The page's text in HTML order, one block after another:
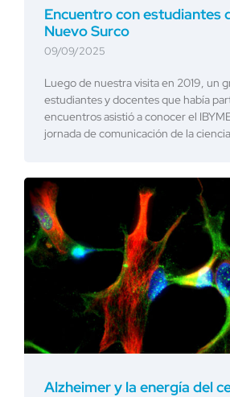
Encuentro con estudiantes
Nuevo Surco
09/09/2025
Luego de nuestra visita en 2019, un
estudiantes y docentes que había
encuentros asistió a conocer el
jornada de comunicación de la
Alzheimer y la energía del